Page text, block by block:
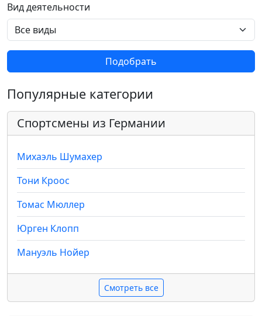
Вид деятельности
Подобрать
Популярные категории
Спортсмены из Германии
Михаэль Шумахер
Тони Кроос
Томас Мюллер
Юрген Клопп
Мануэль Нойер
Смотреть все